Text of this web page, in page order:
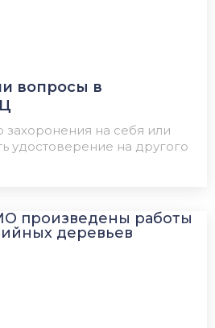
вопросы в
захоронения на себя или
удостоверение на другого